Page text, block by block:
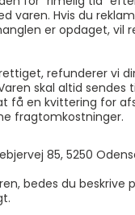
varen. Hvis du
er opdaget, vil
refunderer vi
skal altid sendes
få en kvittering for
fragtomkostninger.
85, 5250
bedes du beskrive